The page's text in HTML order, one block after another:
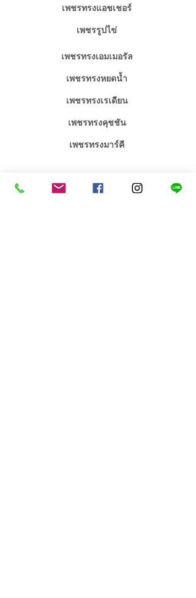
เพชรทรงแอชเชอร์
เพชรรูปไข่
เพชรทรงเอมเมอรัล
เพชรทรงหยดน้ำ
เพชรทรงเรเดียน
เพชรทรงคุชชัน
เพชรทรงมาร์คี
จิวเวลรี่เพชร / พลอย